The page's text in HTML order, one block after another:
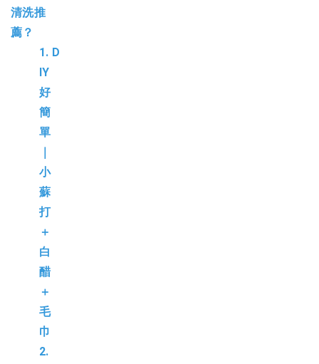
清洗推
薦？
1. D
IY
好
簡
單
｜
小
蘇
打
＋
白
醋
＋
毛
巾
2.